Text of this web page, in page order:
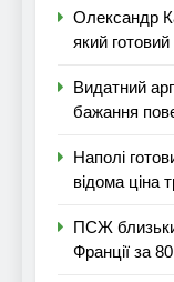
Олександр
який
Видатний
бажання
Наполі
відома ціна
ПСЖ
Франції за